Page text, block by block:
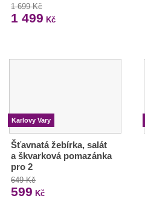
1 699 Kč
1 499 Kč
Karlovy Vary
Šťavnatá žebírka, salát
a škvarková pomazánka
pro 2
649 Kč
599 Kč